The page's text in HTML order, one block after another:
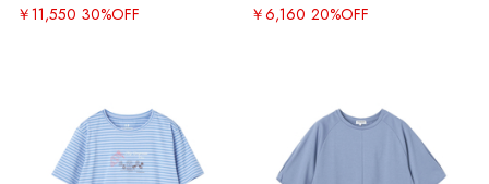
￥11,550 30%OFF ￥6,160 20%OFF